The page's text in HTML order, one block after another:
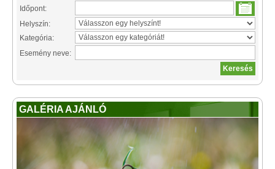
Időpont:
Helyszín:
Kategória:
Esemény neve:
GALÉRIA AJÁNLÓ